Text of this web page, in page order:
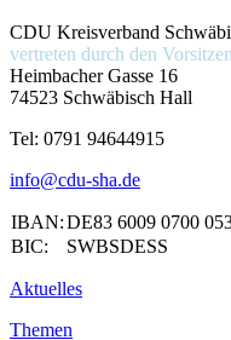
CDU Kreisverband
vertreten durch den
Heimbacher Gasse 16
74523 Schwäbisch Hall
Tel: 0791 94644915
info@cdu-sha.de
IBAN:DE83 6009 0700
BIC:
SWBSDESS
Aktuelles
Themen